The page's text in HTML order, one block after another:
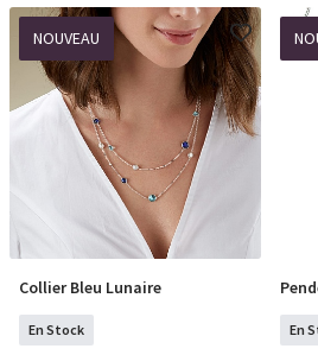
NOUVEAU
COMMANDER
Collier Bleu Lunaire
En Stock En